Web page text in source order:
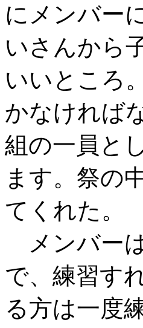
にメンバー
いさんから
いいところ
かなければ
組の一員と
ます。祭の
てくれた。
メンバー
で、練習す
る方は一度